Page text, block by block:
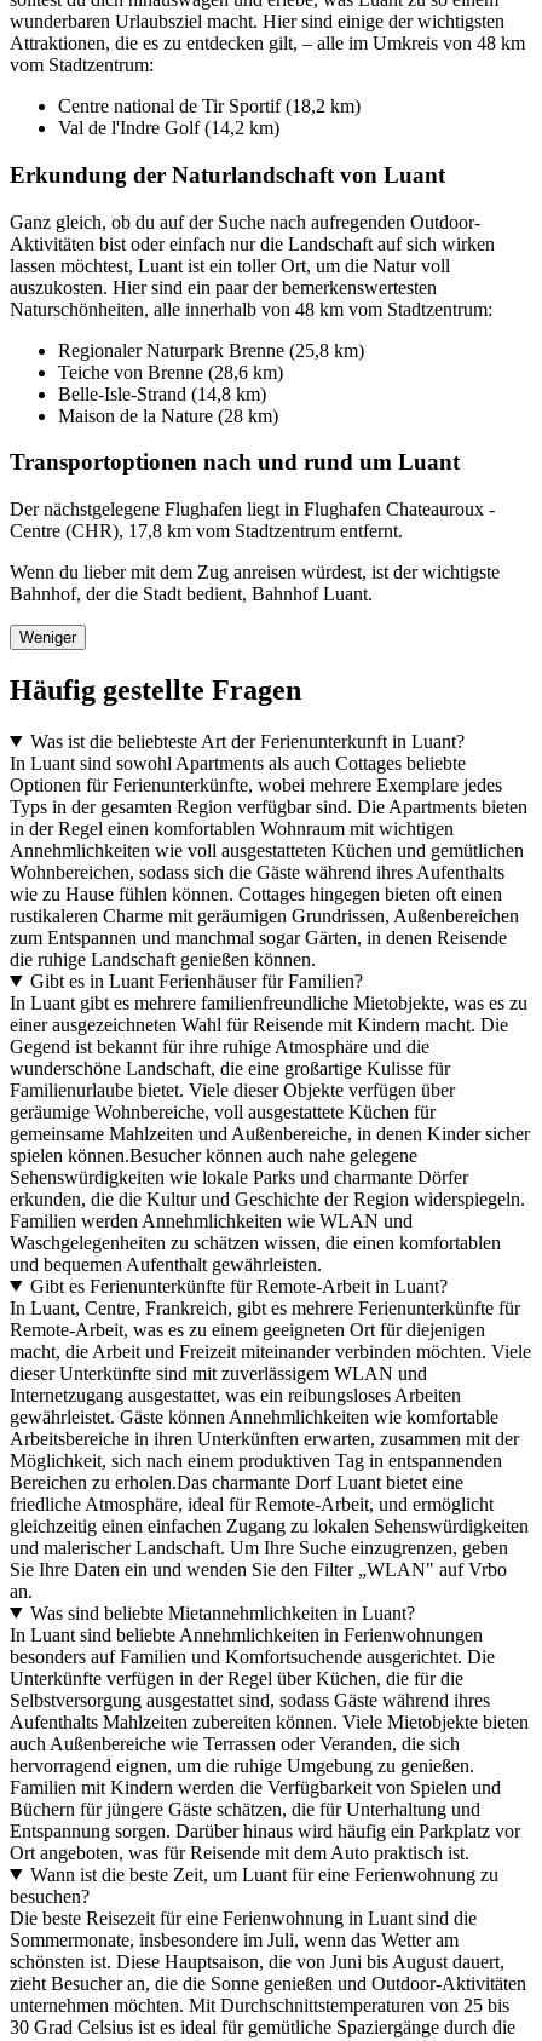
wunderbaren Urlaubsziel macht. Hier sind einige der wichtigsten
Attraktionen, die es zu entdecken gilt, – alle im Umkreis von 48 km
vom Stadtzentrum:
Centre national de Tir Sportif (18,2 km)
Val de l'Indre Golf (14,2 km)
Erkundung der Naturlandschaft von Luant
Ganz gleich, ob du auf der Suche nach aufregenden Outdoor-
Aktivitäten bist oder einfach nur die Landschaft auf sich wirken
lassen möchtest, Luant ist ein toller Ort, um die Natur voll
auszukosten. Hier sind ein paar der bemerkenswertesten
Naturschönheiten, alle innerhalb von 48 km vom Stadtzentrum:
Regionaler Naturpark Brenne (25,8 km)
Teiche von Brenne (28,6 km)
Belle-Isle-Strand (14,8 km)
Maison de la Nature (28 km)
Transportoptionen nach und rund um Luant
Der nächstgelegene Flughafen liegt in Flughafen Chateauroux -
Centre (CHR), 17,8 km vom Stadtzentrum entfernt.
Wenn du lieber mit dem Zug anreisen würdest, ist der wichtigste
Bahnhof, der die Stadt bedient, Bahnhof Luant.
Weniger
Häufig gestellte Fragen
Was ist die beliebteste Art der Ferienunterkunft in Luant?
In Luant sind sowohl Apartments als auch Cottages beliebte
Optionen für Ferienunterkünfte, wobei mehrere Exemplare jedes
Typs in der gesamten Region verfügbar sind. Die Apartments bieten
in der Regel einen komfortablen Wohnraum mit wichtigen
Annehmlichkeiten wie voll ausgestatteten Küchen und gemütlichen
Wohnbereichen, sodass sich die Gäste während ihres Aufenthalts
wie zu Hause fühlen können. Cottages hingegen bieten oft einen
rustikaleren Charme mit geräumigen Grundrissen, Außenbereichen
zum Entspannen und manchmal sogar Gärten, in denen Reisende
die ruhige Landschaft genießen können.
Gibt es in Luant Ferienhäuser für Familien?
In Luant gibt es mehrere familienfreundliche Mietobjekte, was es zu
einer ausgezeichneten Wahl für Reisende mit Kindern macht. Die
Gegend ist bekannt für ihre ruhige Atmosphäre und die
wunderschöne Landschaft, die eine großartige Kulisse für
Familienurlaube bietet. Viele dieser Objekte verfügen über
geräumige Wohnbereiche, voll ausgestattete Küchen für
gemeinsame Mahlzeiten und Außenbereiche, in denen Kinder sicher
spielen können.Besucher können auch nahe gelegene
Sehenswürdigkeiten wie lokale Parks und charmante Dörfer
erkunden, die die Kultur und Geschichte der Region widerspiegeln.
Familien werden Annehmlichkeiten wie WLAN und
Waschgelegenheiten zu schätzen wissen, die einen komfortablen
und bequemen Aufenthalt gewährleisten.
Gibt es Ferienunterkünfte für Remote-Arbeit in Luant?
In Luant, Centre, Frankreich, gibt es mehrere Ferienunterkünfte für
Remote-Arbeit, was es zu einem geeigneten Ort für diejenigen
macht, die Arbeit und Freizeit miteinander verbinden möchten. Viele
dieser Unterkünfte sind mit zuverlässigem WLAN und
Internetzugang ausgestattet, was ein reibungsloses Arbeiten
gewährleistet. Gäste können Annehmlichkeiten wie komfortable
Arbeitsbereiche in ihren Unterkünften erwarten, zusammen mit der
Möglichkeit, sich nach einem produktiven Tag in entspannenden
Bereichen zu erholen.Das charmante Dorf Luant bietet eine
friedliche Atmosphäre, ideal für Remote-Arbeit, und ermöglicht
gleichzeitig einen einfachen Zugang zu lokalen Sehenswürdigkeiten
und malerischer Landschaft. Um Ihre Suche einzugrenzen, geben
Sie Ihre Daten ein und wenden Sie den Filter „WLAN" auf Vrbo
an.
Was sind beliebte Mietannehmlichkeiten in Luant?
In Luant sind beliebte Annehmlichkeiten in Ferienwohnungen
besonders auf Familien und Komfortsuchende ausgerichtet. Die
Unterkünfte verfügen in der Regel über Küchen, die für die
Selbstversorgung ausgestattet sind, sodass Gäste während ihres
Aufenthalts Mahlzeiten zubereiten können. Viele Mietobjekte bieten
auch Außenbereiche wie Terrassen oder Veranden, die sich
hervorragend eignen, um die ruhige Umgebung zu genießen.
Familien mit Kindern werden die Verfügbarkeit von Spielen und
Büchern für jüngere Gäste schätzen, die für Unterhaltung und
Entspannung sorgen. Darüber hinaus wird häufig ein Parkplatz vor
Ort angeboten, was für Reisende mit dem Auto praktisch ist.
Wann ist die beste Zeit, um Luant für eine Ferienwohnung zu
besuchen?
Die beste Reisezeit für eine Ferienwohnung in Luant sind die
Sommermonate, insbesondere im Juli, wenn das Wetter am
schönsten ist. Diese Hauptsaison, die von Juni bis August dauert,
zieht Besucher an, die die Sonne genießen und Outdoor-Aktivitäten
unternehmen möchten. Mit Durchschnittstemperaturen von 25 bis
30 Grad Celsius ist es ideal für gemütliche Spaziergänge durch die